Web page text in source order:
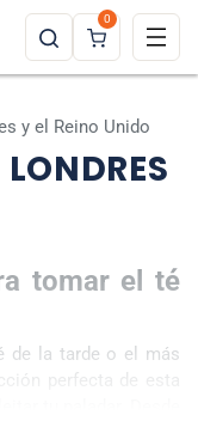
0
y el Reino Unido
tomar el té
de la tarde o el más
perfecta de esta